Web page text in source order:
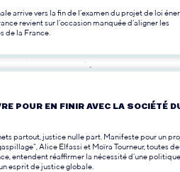
arrive vers la fin de l’examen du projet de loi
revient sur l’occasion manquée d’aligner les
de la France.
POUR EN FINIR AVEC LA SOCIÉTÉ
partout, justice nulle part. Manifeste pour un
Alice Elfassi et Moïra Tourneur, toutes
entendent réaffirmer la nécessité d’une
esprit de justice globale.